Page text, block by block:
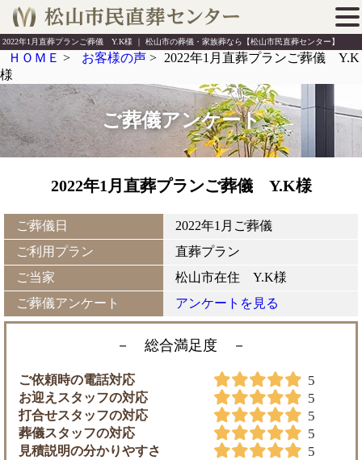
2022年1月直葬プランご葬儀 Y.K様 ｜ 松山市の葬儀・家族葬なら【松山市民直葬センター】
ＨＯＭＥ > お客様の声 > 2022年1月直葬プランご葬儀 Y.K
様
ご葬儀アンケート
2022年1月直葬プランご葬儀 Y.K様
ご葬儀日
2022年1月ご葬儀
ご利用プラン
直葬プラン
ご当家
松山市在住 Y.K様
ご葬儀アンケート
アンケートを見る
－ 総合満足度 －
ご依頼時の電話対応 5
お迎えスタッフの対応 5
打合せスタッフの対応 5
葬儀スタッフの対応 5
見積説明の分かりやすさ 5